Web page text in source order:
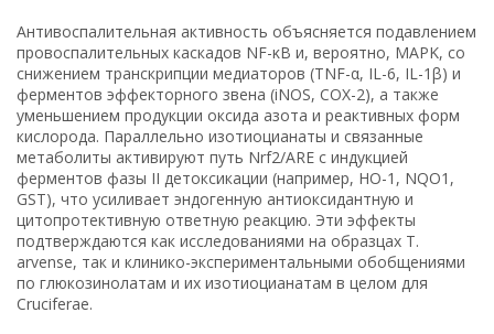
Антивоспалительная активность объясняется подавлением
провоспалительных каскадов NF-κB и, вероятно, MAPK, со
снижением транскрипции медиаторов (TNF-α, IL-6, IL-1β) и
ферментов эффекторного звена (iNOS, COX-2), а также
уменьшением продукции оксида азота и реактивных форм
кислорода. Параллельно изотиоцианаты и связанные
метаболиты активируют путь Nrf2/ARE с индукцией
ферментов фазы II детоксикации (например, HO-1, NQO1,
GST), что усиливает эндогенную антиоксидантную и
цитопротективную ответную реакцию. Эти эффекты
подтверждаются как исследованиями на образцах T.
arvense, так и клинико-экспериментальными обобщениями
по глюкозинолатам и их изотиоцианатам в целом для
Cruciferae.